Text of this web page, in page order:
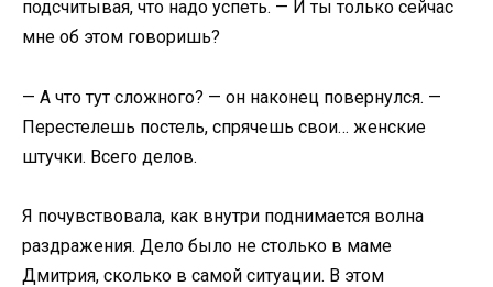
подсчитывая, что надо успеть. — И ты только сейчас
мне об этом говоришь?
— А что тут сложного? — он наконец повернулся. —
Перестелешь постель, спрячешь свои… женские
штучки. Всего делов.
Я почувствовала, как внутри поднимается волна
раздражения. Дело было не столько в маме
Дмитрия, сколько в самой ситуации. В этом